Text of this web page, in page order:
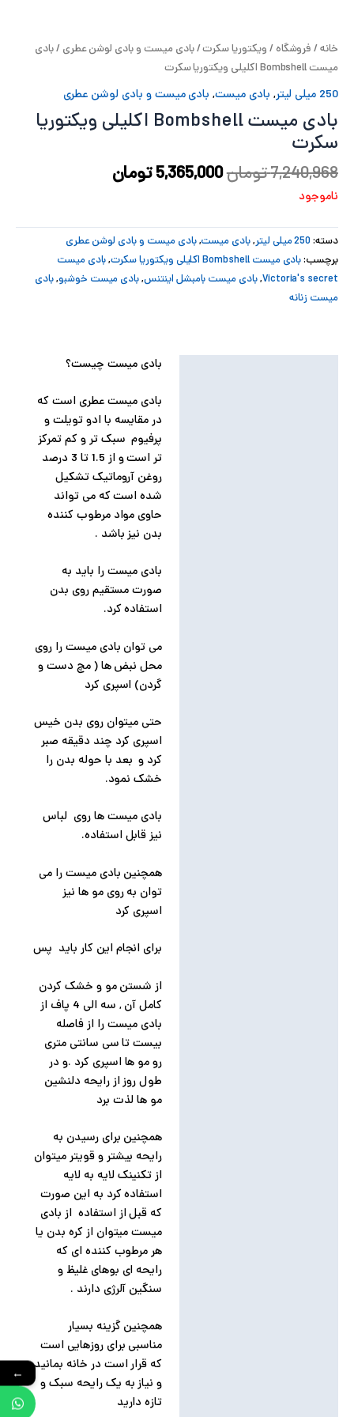
خانه/فروشگاه/ویکتوریا سکرت/بادی میست و بادی لوشن عطری/ بادی
میست Bombshell اکلیلی ویکتوریا سکرت
250 میلی لیتر , بادی میست, بادی میست و بادی لوشن عطری
بادی میست Bombshell اکلیلی ویکتوریا
سکرت
7,240,968تومان5,365,000تومان
ناموجود
دسته:250 میلی لیتر ,بادی میست,بادی میست و بادی لوشن عطری
برچسب:بادی میست Bombshell اکلیلی ویکتوریا سکرت ,بادی میست
Victoria's secret
,بادی میست بامبشل اینتنس,بادی میست خوشبو,بادی
میست زنانه
بادی میست چیست؟
بادی میست عطری است که
در مقایسه با ادو تویلت و
پرفیوم سبک تر و کم تمرکز
تر است و از 1.5 تا 3 درصد
روغن آروماتیک تشکیل
شده است که می تواند
حاوی مواد مرطوب کننده
بدن نیز باشد .
بادی میست را باید به
صورت مستقیم روی بدن
استفاده کرد.
می توان بادی میست را روی
محل نبض ها ( مچ دست و
گردن) اسپری کرد
حتی میتوان روی بدن خیس
اسپری کرد چند دقیقه صبر
کرد و بعد با حوله بدن را
خشک نمود.
بادی میست ها روی لباس
نیز قابل استفاده.
همچنین بادی میست را می
توان به روی مو ها نیز
اسپری کرد
برای انجام این کار باید پس
از شستن مو و خشک کردن
کامل آن , سه الی 4 پاف از
بادی میست را از فاصله
بیست تا سی سانتی متری
رو مو ها اسپری کرد .و در
طول روز از رایحه دلنشین
مو ها لذت برد
همچنین برای رسیدن به
رایحه بیشتر و قویتر میتوان
از تکنینک لایه به لایه
استفاده کرد به این صورت
که قبل از استفاده از بادی
میست میتوان از کره بدن یا
هر مرطوب کننده ای که
رایحه ای بوهای غلیظ و
سنگین آلرژی دارند .
همچنین گزینه بسیار
مناسبی برای روزهایی است
که قرار است در خانه بمانید
و نیاز به یک رایحه سبک و
تازه دارید
←